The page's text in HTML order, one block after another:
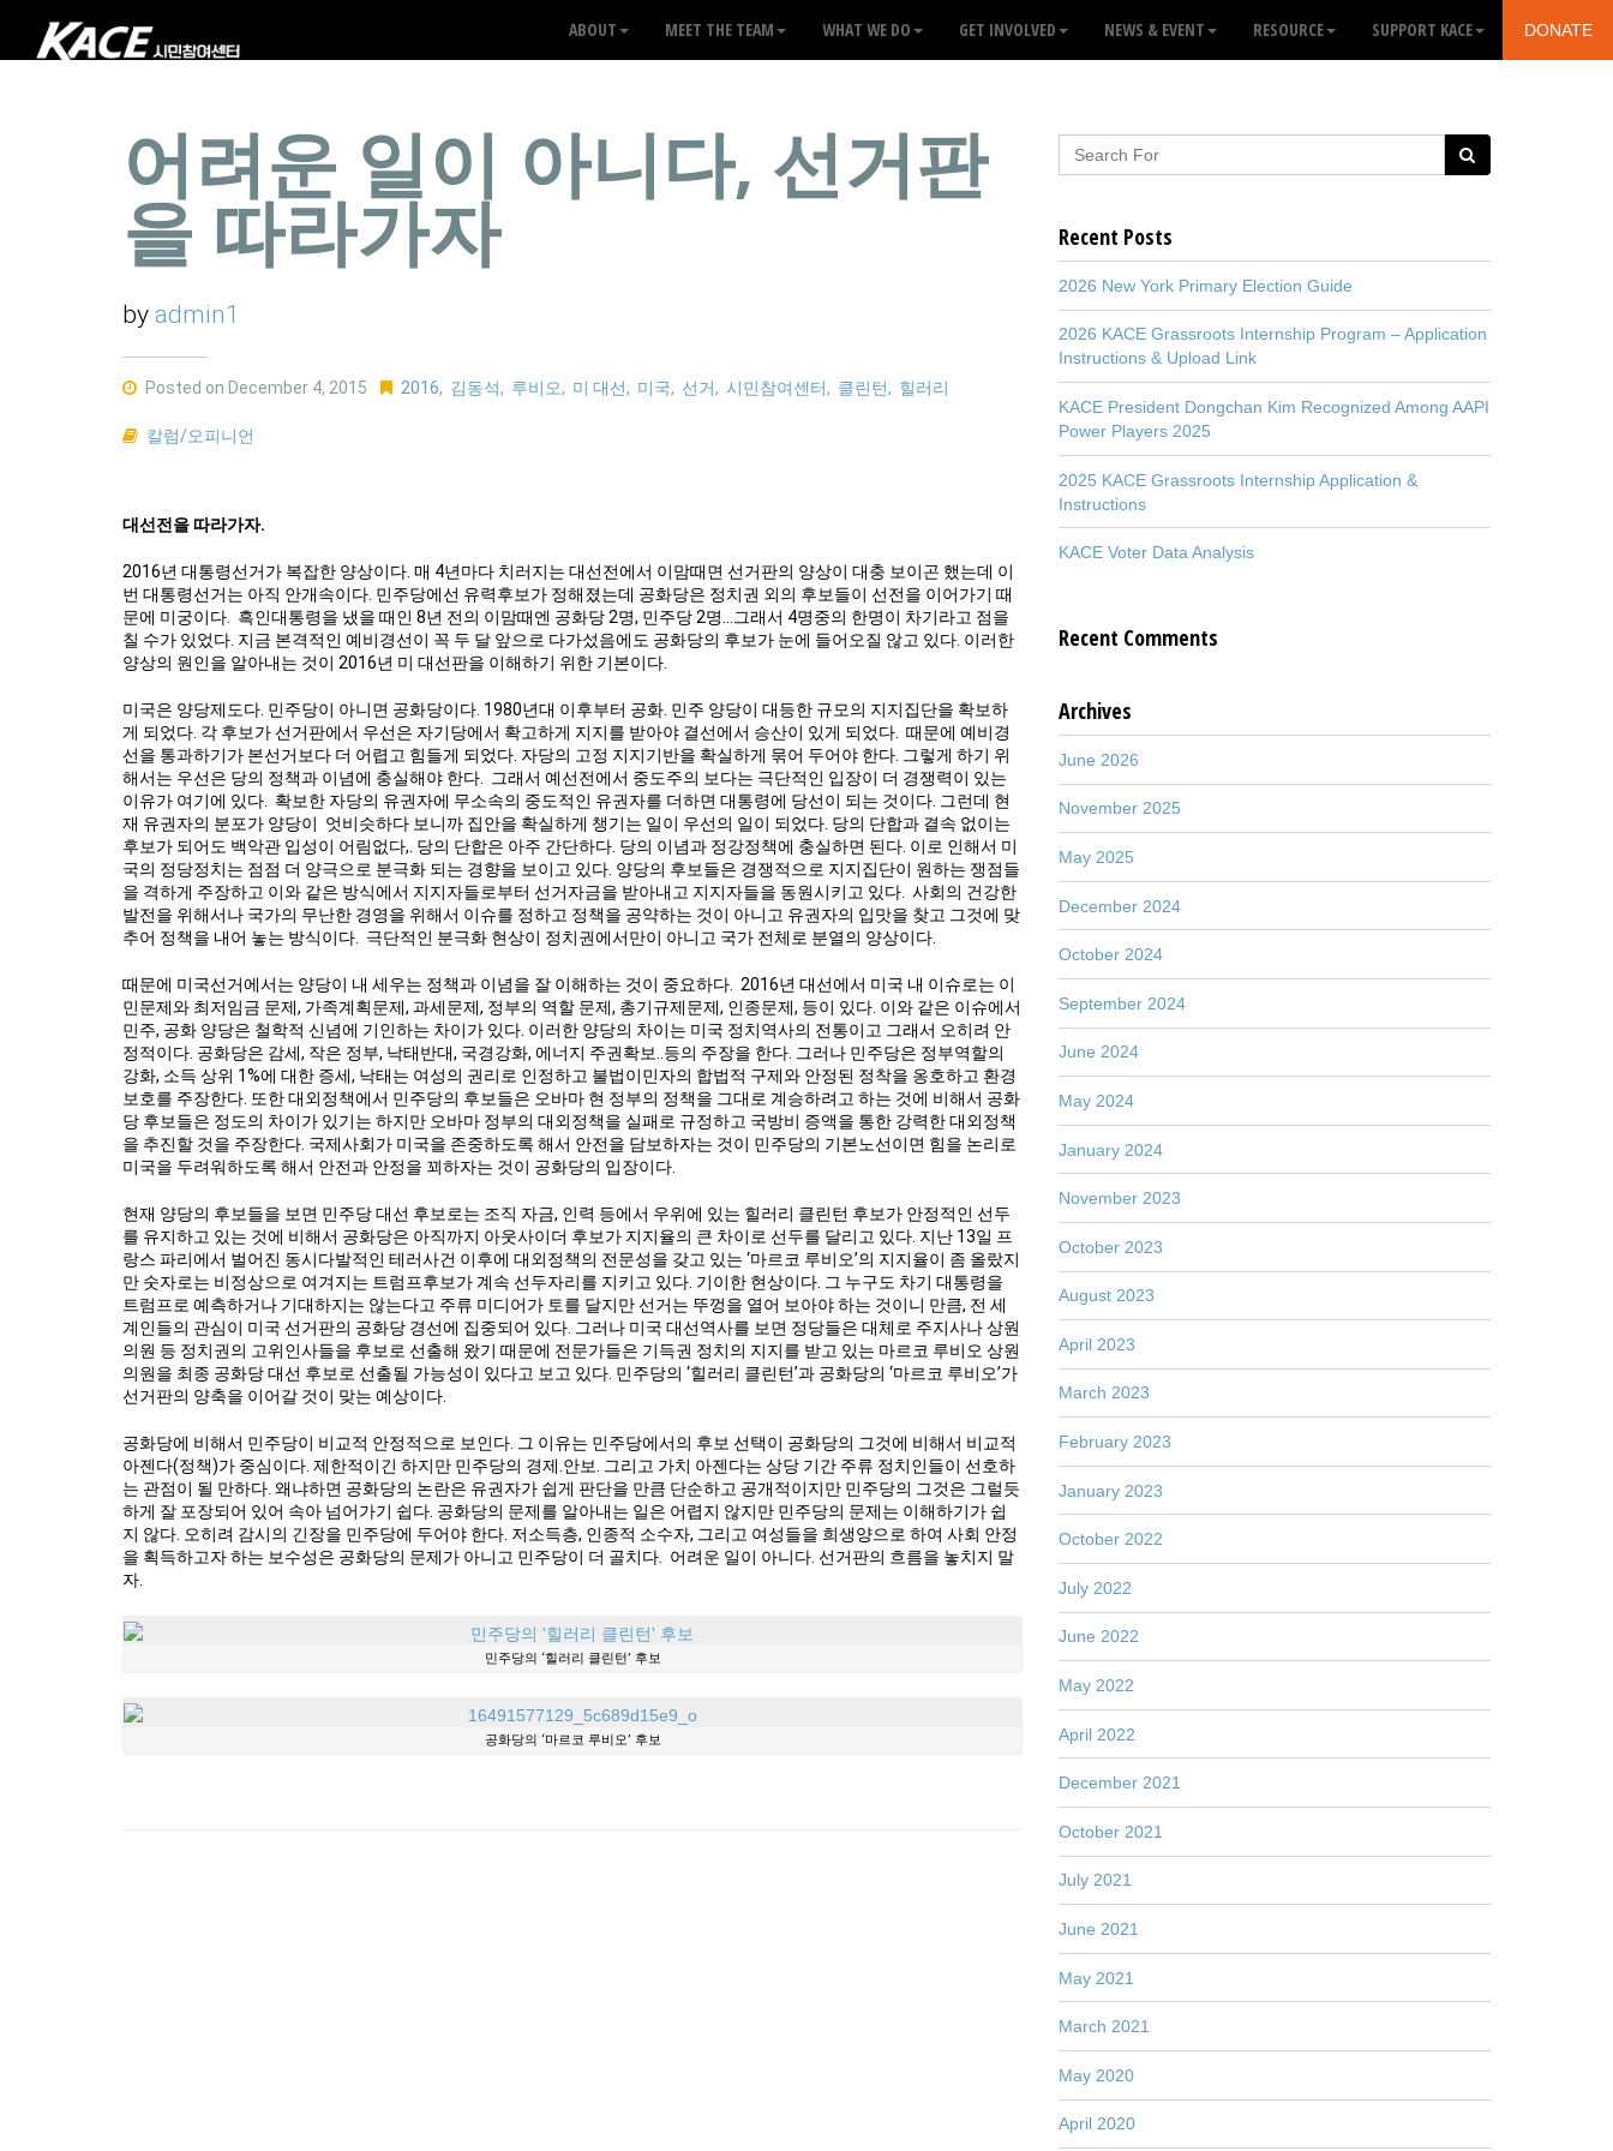
ABOUT MEET THE TEAM WHAT WE DO GET INVOLVED NEWS & EVENT RESOURCE SUPPORT KACE DONATE
어려운 일이 아니다, 선거판
을 따라가자
by admin1
Posted on December 4, 2015 2016, 김동석, 루비오, 미 대선, 미국, 선거,시민참여센터, 클린턴, 힐러리
칼럼/오피니언
대선전을 따라가자.
2016년 대통령선거가 복잡한 양상이다. 매 4년마다 치러지는 대선전에서 이맘때면 선거판의 양상이 대충 보이곤 했는데 이
번 대통령선거는 아직 안개속이다. 민주당에선 유력후보가 정해졌는데 공화당은 정치권 외의 후보들이 선전을 이어가기 때
문에 미궁이다. 흑인대통령을 냈을 때인 8년 전의 이맘때엔 공화당 2명, 민주당 2명…그래서 4명중의 한명이 차기라고 점을
칠 수가 있었다. 지금 본격적인 예비경선이 꼭 두 달 앞으로 다가섰음에도 공화당의 후보가 눈에 들어오질 않고 있다. 이러한
양상의 원인을 알아내는 것이 2016년 미 대선판을 이해하기 위한 기본이다.
미국은 양당제도다. 민주당이 아니면 공화당이다. 1980년대 이후부터 공화. 민주 양당이 대등한 규모의 지지집단을 확보하
게 되었다. 각 후보가 선거판에서 우선은 자기당에서 확고하게 지지를 받아야 결선에서 승산이 있게 되었다. 때문에 예비경
선을 통과하기가 본선거보다 더 어렵고 힘들게 되었다. 자당의 고정 지지기반을 확실하게 묶어 두어야 한다. 그렇게 하기 위
해서는 우선은 당의 정책과 이념에 충실해야 한다. 그래서 예선전에서 중도주의 보다는 극단적인 입장이 더 경쟁력이 있는
이유가 여기에 있다. 확보한 자당의 유권자에 무소속의 중도적인 유권자를 더하면 대통령에 당선이 되는 것이다. 그런데 현
재 유권자의 분포가 양당이 엇비슷하다 보니까 집안을 확실하게 챙기는 일이 우선의 일이 되었다. 당의 단합과 결속 없이는
후보가 되어도 백악관 입성이 어림없다,. 당의 단합은 아주 간단하다. 당의 이념과 정강정책에 충실하면 된다. 이로 인해서 미
국의 정당정치는 점점 더 양극으로 분극화 되는 경향을 보이고 있다. 양당의 후보들은 경쟁적으로 지지집단이 원하는 쟁점들
을 격하게 주장하고 이와 같은 방식에서 지지자들로부터 선거자금을 받아내고 지지자들을 동원시키고 있다. 사회의 건강한
발전을 위해서나 국가의 무난한 경영을 위해서 이슈를 정하고 정책을 공약하는 것이 아니고 유권자의 입맛을 찾고 그것에 맞
추어 정책을 내어 놓는 방식이다. 극단적인 분극화 현상이 정치권에서만이 아니고 국가 전체로 분열의 양상이다.
때문에 미국선거에서는 양당이 내 세우는 정책과 이념을 잘 이해하는 것이 중요하다. 2016년 대선에서 미국 내 이슈로는 이
민문제와 최저임금 문제, 가족계획문제, 과세문제, 정부의 역할 문제, 총기규제문제, 인종문제, 등이 있다. 이와 같은 이슈에서
민주, 공화 양당은 철학적 신념에 기인하는 차이가 있다. 이러한 양당의 차이는 미국 정치역사의 전통이고 그래서 오히려 안
정적이다. 공화당은 감세, 작은 정부, 낙태반대, 국경강화, 에너지 주권확보..등의 주장을 한다. 그러나 민주당은 정부역할의
강화, 소득 상위 1%에 대한 증세, 낙태는 여성의 권리로 인정하고 불법이민자의 합법적 구제와 안정된 정착을 옹호하고 환경
보호를 주장한다. 또한 대외정책에서 민주당의 후보들은 오바마 현 정부의 정책을 그대로 계승하려고 하는 것에 비해서 공화
당 후보들은 정도의 차이가 있기는 하지만 오바마 정부의 대외정책을 실패로 규정하고 국방비 증액을 통한 강력한 대외정책
을 추진할 것을 주장한다. 국제사회가 미국을 존중하도록 해서 안전을 담보하자는 것이 민주당의 기본노선이면 힘을 논리로
미국을 두려워하도록 해서 안전과 안정을 꾀하자는 것이 공화당의 입장이다.
현재 양당의 후보들을 보면 민주당 대선 후보로는 조직 자금, 인력 등에서 우위에 있는 힐러리 클린턴 후보가 안정적인 선두
를 유지하고 있는 것에 비해서 공화당은 아직까지 아웃사이더 후보가 지지율의 큰 차이로 선두를 달리고 있다. 지난 13일 프
랑스 파리에서 벌어진 동시다발적인 테러사건 이후에 대외정책의 전문성을 갖고 있는 ‘마르코 루비오’의 지지율이 좀 올랐지
만 숫자로는 비정상으로 여겨지는 트럼프후보가 계속 선두자리를 지키고 있다. 기이한 현상이다. 그 누구도 차기 대통령을
트럼프로 예측하거나 기대하지는 않는다고 주류 미디어가 토를 달지만 선거는 뚜껑을 열어 보아야 하는 것이니 만큼, 전 세
계인들의 관심이 미국 선거판의 공화당 경선에 집중되어 있다. 그러나 미국 대선역사를 보면 정당들은 대체로 주지사나 상원
의원 등 정치권의 고위인사들을 후보로 선출해 왔기 때문에 전문가들은 기득권 정치의 지지를 받고 있는 마르코 루비오 상원
의원을 최종 공화당 대선 후보로 선출될 가능성이 있다고 보고 있다. 민주당의 ‘힐러리 클린턴’과 공화당의 ‘마르코 루비오’가
선거판의 양축을 이어갈 것이 맞는 예상이다.
공화당에 비해서 민주당이 비교적 안정적으로 보인다. 그 이유는 민주당에서의 후보 선택이 공화당의 그것에 비해서 비교적
아젠다(정책)가 중심이다. 제한적이긴 하지만 민주당의 경제.안보. 그리고 가치 아젠다는 상당 기간 주류 정치인들이 선호하
는 관점이 될 만하다. 왜냐하면 공화당의 논란은 유권자가 쉽게 판단을 만큼 단순하고 공개적이지만 민주당의 그것은 그럴듯
하게 잘 포장되어 있어 속아 넘어가기 쉽다. 공화당의 문제를 알아내는 일은 어렵지 않지만 민주당의 문제는 이해하기가 쉽
지 않다. 오히려 감시의 긴장을 민주당에 두어야 한다. 저소득층, 인종적 소수자, 그리고 여성들을 희생양으로 하여 사회 안정
을 획득하고자 하는 보수성은 공화당의 문제가 아니고 민주당이 더 골치다. 어려운 일이 아니다. 선거판의 흐름을 놓치지 말
자.
민주당의 ‘힐러리 클린턴’ 후보
공화당의 ‘마르코 루비오’ 후보
Recent Posts
2026 New York Primary Election Guide
2026 KACE Grassroots Internship Program – Application
Instructions & Upload Link
KACE President Dongchan Kim Recognized Among AAPI
Power Players 2025
2025 KACE Grassroots Internship Application &
Instructions
KACE Voter Data Analysis
Recent Comments
Archives
June 2026
November 2025
May 2025
December 2024
October 2024
September 2024
June 2024
May 2024
January 2024
November 2023
October 2023
August 2023
April 2023
March 2023
February 2023
January 2023
October 2022
July 2022
June 2022
May 2022
April 2022
December 2021
October 2021
July 2021
June 2021
May 2021
March 2021
May 2020
April 2020